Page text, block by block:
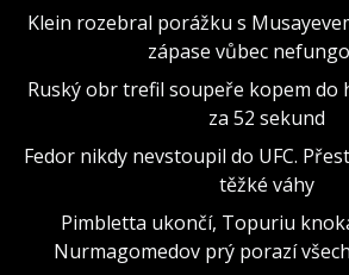
Klein rozebral porážku s
zápase vůbec
Ruský obr trefil soupeře kopem do
za 52 sekund
Fedor nikdy nevstoupil do UFC.
těžké váhy
Pimbletta ukončí, Topuriu
Nurmagomedov prý porazí